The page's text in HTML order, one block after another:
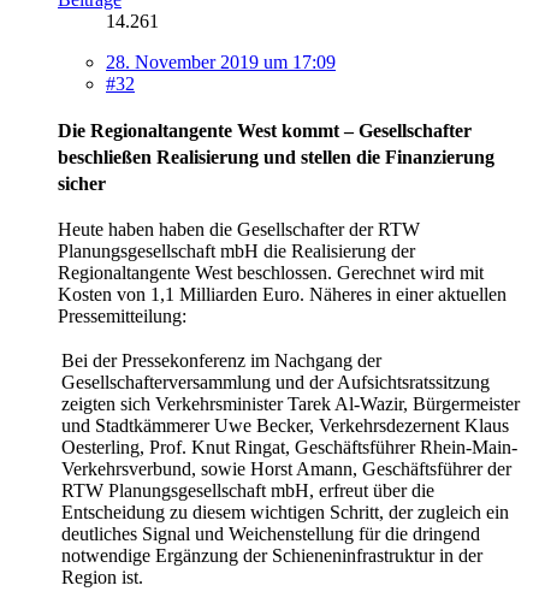
14.261
28. November 2019 um 17:09
#32
Die Regionaltangente West kommt – Gesellschafter
beschließen Realisierung und stellen die Finanzierung
sicher
Heute haben haben die Gesellschafter der RTW
Planungsgesellschaft mbH die Realisierung der
Regionaltangente West beschlossen. Gerechnet wird mit
Kosten von 1,1 Milliarden Euro. Näheres in einer aktuellen
Pressemitteilung:
Bei der Pressekonferenz im Nachgang der
Gesellschafterversammlung und der Aufsichtsratssitzung
zeigten sich Verkehrsminister Tarek Al-Wazir, Bürgermeister
und Stadtkämmerer Uwe Becker, Verkehrsdezernent Klaus
Oesterling, Prof. Knut Ringat, Geschäftsführer Rhein-Main-
Verkehrsverbund, sowie Horst Amann, Geschäftsführer der
RTW Planungsgesellschaft mbH, erfreut über die
Entscheidung zu diesem wichtigen Schritt, der zugleich ein
deutliches Signal und Weichenstellung für die dringend
notwendige Ergänzung der Schieneninfrastruktur in der
Region ist.